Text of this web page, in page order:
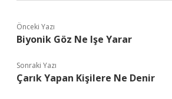
Önceki Yazı
Biyonik Göz Ne Işe Yarar
Sonraki Yazı
Çarık Yapan Kişilere Ne Denir